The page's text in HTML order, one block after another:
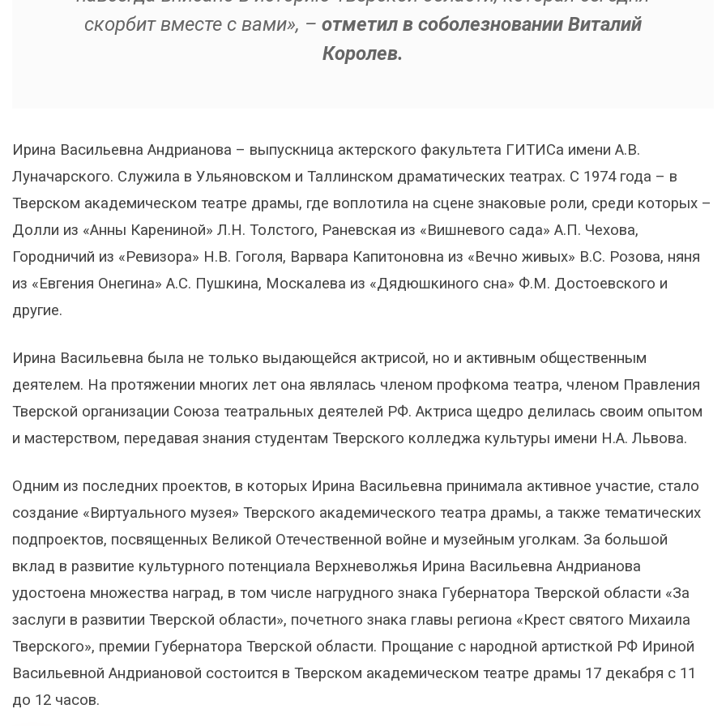
скорбит вместе с вами», – отметил в соболезновании Виталий
Королев.
Ирина Васильевна Андрианова – выпускница актерского факультета ГИТИСа имени А.В.
Луначарского. Служила в Ульяновском и Таллинском драматических театрах. С 1974 года – в
Тверском академическом театре драмы, где воплотила на сцене знаковые роли, среди которых –
Долли из «Анны Карениной» Л.Н. Толстого, Раневская из «Вишневого сада» А.П. Чехова,
Городничий из «Ревизора» Н.В. Гоголя, Варвара Капитоновна из «Вечно живых» В.С. Розова, няня
из «Евгения Онегина» А.С. Пушкина, Москалева из «Дядюшкиного сна» Ф.М. Достоевского и
другие.
Ирина Васильевна была не только выдающейся актрисой, но и активным общественным
деятелем. На протяжении многих лет она являлась членом профкома театра, членом Правления
Тверской организации Союза театральных деятелей РФ. Актриса щедро делилась своим опытом
и мастерством, передавая знания студентам Тверского колледжа культуры имени Н.А. Львова.
Одним из последних проектов, в которых Ирина Васильевна принимала активное участие, стало
создание «Виртуального музея» Тверского академического театра драмы, а также тематических
подпроектов, посвященных Великой Отечественной войне и музейным уголкам. За большой
вклад в развитие культурного потенциала Верхневолжья Ирина Васильевна Андрианова
удостоена множества наград, в том числе нагрудного знака Губернатора Тверской области «За
заслуги в развитии Тверской области», почетного знака главы региона «Крест святого Михаила
Тверского», премии Губернатора Тверской области. Прощание с народной артисткой РФ Ириной
Васильевной Андриановой состоится в Тверском академическом театре драмы 17 декабря с 11
до 12 часов.